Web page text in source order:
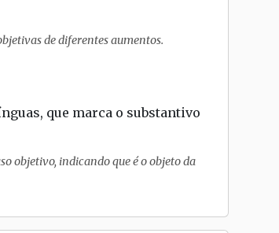
de diferentes aumentos.
que marca o substantivo
objetivo, indicando que é o objeto da